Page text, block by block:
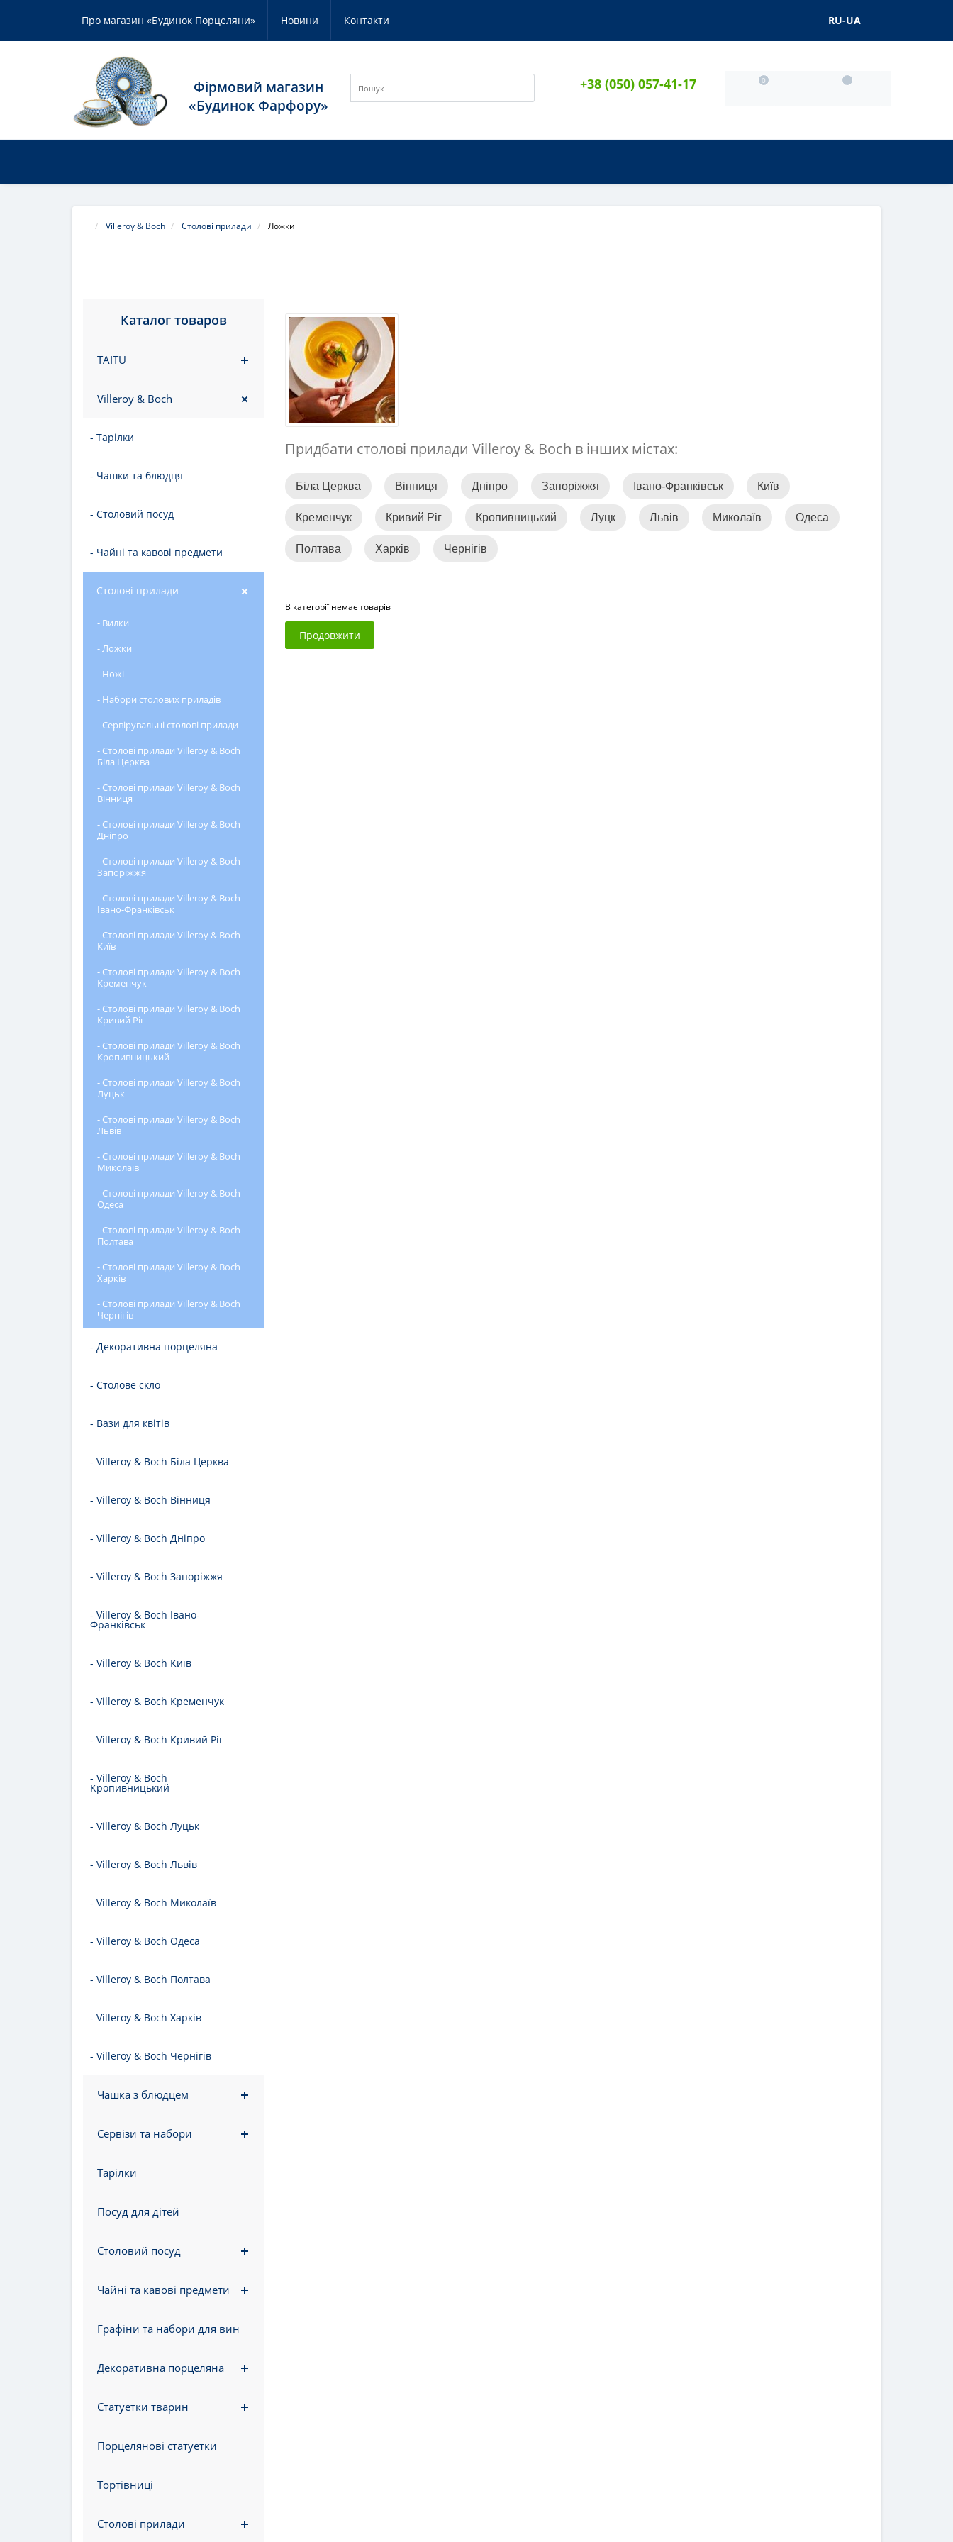
Про магазин «Будинок Порцеляни» Новини Контакти RU-UA
Фірмовий магазин
«Будинок Фарфору»
+38 (050) 057-41-17 0 0
Villeroy & Boch Столові прилади Ложки
Каталог товаров
TAITU
Villeroy & Boch
- Тарілки
- Чашки та блюдця
- Столовий посуд
- Чайні та кавові предмети
- Столові прилади
- Вилки
- Ложки
- Ножі
- Набори столових приладів
- Сервірувальні столові прилади
- Столові прилади Villeroy & Boch
Біла Церква
- Столові прилади Villeroy & Boch
Вінниця
- Столові прилади Villeroy & Boch
Дніпро
- Столові прилади Villeroy & Boch
Запоріжжя
- Столові прилади Villeroy & Boch
Івано-Франківськ
- Столові прилади Villeroy & Boch
Київ
- Столові прилади Villeroy & Boch
Кременчук
- Столові прилади Villeroy & Boch
Кривий Ріг
- Столові прилади Villeroy & Boch
Кропивницький
- Столові прилади Villeroy & Boch
Луцьк
- Столові прилади Villeroy & Boch
Львів
- Столові прилади Villeroy & Boch
Миколаїв
- Столові прилади Villeroy & Boch
Одеса
- Столові прилади Villeroy & Boch
Полтава
- Столові прилади Villeroy & Boch
Харків
- Столові прилади Villeroy & Boch
Чернігів
- Декоративна порцеляна
- Столове скло
- Вази для квітів
- Villeroy & Boch Біла Церква
- Villeroy & Boch Вінниця
- Villeroy & Boch Дніпро
- Villeroy & Boch Запоріжжя
- Villeroy & Boch Івано-
Франківськ
- Villeroy & Boch Київ
- Villeroy & Boch Кременчук
- Villeroy & Boch Кривий Ріг
- Villeroy & Boch
Кропивницький
- Villeroy & Boch Луцьк
- Villeroy & Boch Львів
- Villeroy & Boch Миколаїв
- Villeroy & Boch Одеса
- Villeroy & Boch Полтава
- Villeroy & Boch Харків
- Villeroy & Boch Чернігів
Чашка з блюдцем
Сервізи та набори
Тарілки
Посуд для дітей
Столовий посуд
Чайні та кавові предмети
Графіни та набори для вин
Декоративна порцеляна
Статуетки тварин
Порцелянові статуетки
Тортівниці
Столові прилади
Придбати столові прилади Villeroy & Boch в інших містах:
Біла Церква Вінниця Дніпро Запоріжжя Івано-Франківськ Київ
Кременчук Кривий Ріг Кропивницький Луцк Львів Миколаїв Одеса
Полтава Харків Чернігів
В категорії немає товарів
Продовжити